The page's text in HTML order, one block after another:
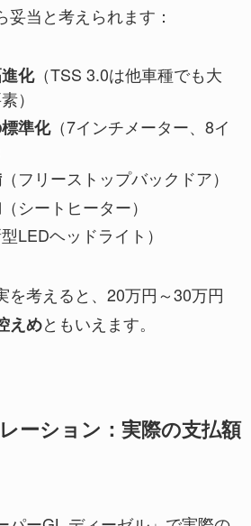
当と考えられます：
化（TSS 3.0は他車種でも大
）
準化（7インチメーター、8イ
（フリーストップバックドア）
（シートヒーター）
LEDヘッドライト）
を考えると、20万円～30万円
えめともいえます。
ーション：実際の支払額